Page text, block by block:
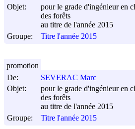
Objet:
pour le grade d'ingénieur en
des forêts
au titre de l'année 2015
Groupe:
Titre l'année 2015
De:
SEVERAC Marc
Objet:
pour le grade d'ingénieur en
des forêts
au titre de l'année 2015
Groupe:
Titre l'année 2015
promotion